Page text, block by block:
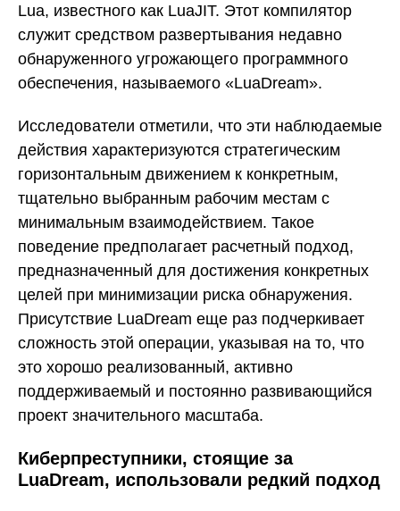
Lua, известного как LuaJIT. Этот компилятор
служит средством развертывания недавно
обнаруженного угрожающего программного
обеспечения, называемого «LuaDream».
Исследователи отметили, что эти наблюдаемые
действия характеризуются стратегическим
горизонтальным движением к конкретным,
тщательно выбранным рабочим местам с
минимальным взаимодействием. Такое
поведение предполагает расчетный подход,
предназначенный для достижения конкретных
целей при минимизации риска обнаружения.
Присутствие LuaDream еще раз подчеркивает
сложность этой операции, указывая на то, что
это хорошо реализованный, активно
поддерживаемый и постоянно развивающийся
проект значительного масштаба.
Киберпреступники, стоящие за
LuaDream, использовали редкий подход